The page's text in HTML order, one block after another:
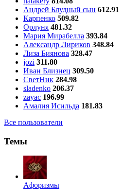
Андрей Блудный сын 612.91
Карпенко 509.82
Орлуня 481.32
Мария Мирабелла 393.84
Александр Лириков 348.84
Лиза Биянова 328.47
jozi 311.80
Иван Близнец 309.50
СветНик 284.98
sladenko 206.37
zayac 196.99
Амалия Исильда 181.83
Все пользователи
Темы
Aфоризмы